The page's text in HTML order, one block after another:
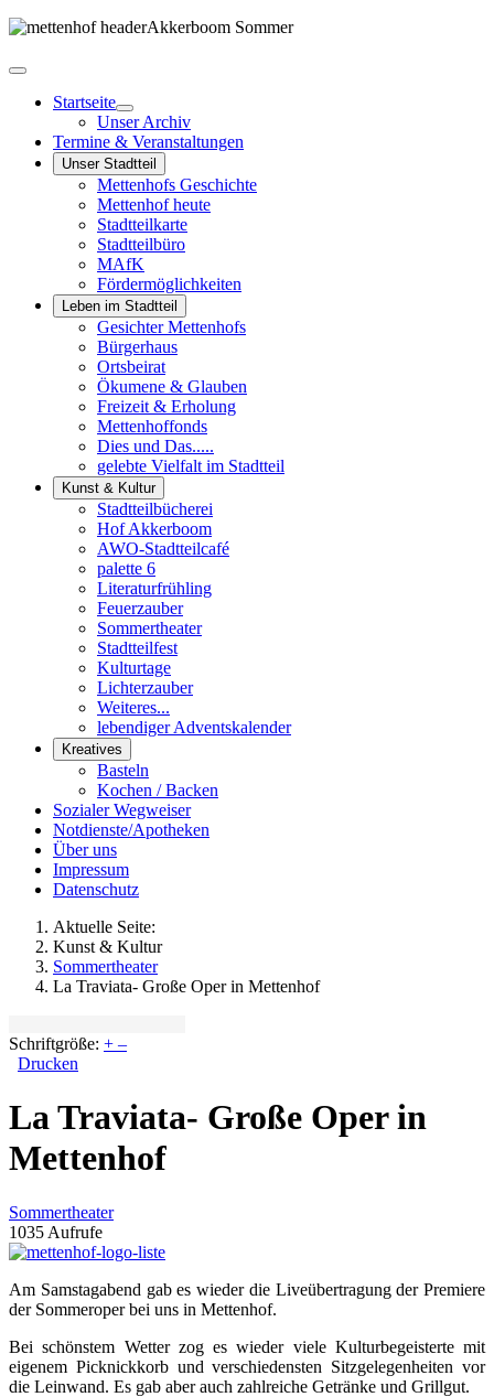
Startseite
Unser Archiv
Termine & Veranstaltungen
Unser Stadtteil
Mettenhofs Geschichte
Mettenhof heute
Stadtteilkarte
Stadtteilbüro
MAfK
Fördermöglichkeiten
Leben im Stadtteil
Gesichter Mettenhofs
Bürgerhaus
Ortsbeirat
Ökumene & Glauben
Freizeit & Erholung
Mettenhoffonds
Dies und Das.....
gelebte Vielfalt im Stadtteil
Kunst & Kultur
Stadtteilbücherei
Hof Akkerboom
AWO-Stadtteilcafé
palette 6
Literaturfrühling
Feuerzauber
Sommertheater
Stadtteilfest
Kulturtage
Lichterzauber
Weiteres...
lebendiger Adventskalender
Kreatives
Basteln
Kochen / Backen
Sozialer Wegweiser
Notdienste/Apotheken
Über uns
Impressum
Datenschutz
Aktuelle Seite:
Kunst & Kultur
Sommertheater
La Traviata- Große Oper in Mettenhof
Schriftgröße: + –
Drucken
La Traviata- Große Oper in
Mettenhof
Sommertheater
1035 Aufrufe
Am Samstagabend gab es wieder die Liveübertragung der Premiere
der Sommeroper bei uns in Mettenhof.
Bei schönstem Wetter zog es wieder viele Kulturbegeisterte mit
eigenem Picknickkorb und verschiedensten Sitzgelegenheiten vor
die Leinwand. Es gab aber auch zahlreiche Getränke und Grillgut.